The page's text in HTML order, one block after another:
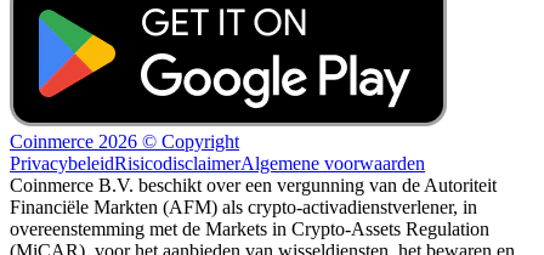
Coinmerce 2026 © Copyright
PrivacybeleidRisicodisclaimerAlgemene voorwaarden
Coinmerce B.V. beschikt over een vergunning van de Autoriteit
Financiële Markten (AFM) als crypto-activadienstverlener, in
overeenstemming met de Markets in Crypto-Assets Regulation
(MiCAR), voor het aanbieden van wisseldiensten, het bewaren en